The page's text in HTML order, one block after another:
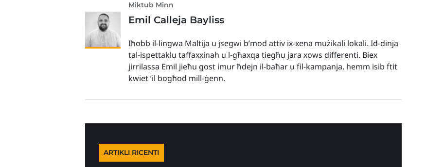
Miktub Minn
Emil Calleja Bayliss
Iħobb il-lingwa Maltija u jsegwi b’mod attiv ix-xena mużikali lokali. Id-dinja
tal-ispettaklu taffaxxinah u l-għaxqa tiegħu jara xows differenti. Biex
jirrilassa Emil jieħu gost imur ħdejn il-baħar u fil-kampanja, hemm isib ftit
kwiet ’il bogħod mill-ġenn.
ARTIKLI RICENTI